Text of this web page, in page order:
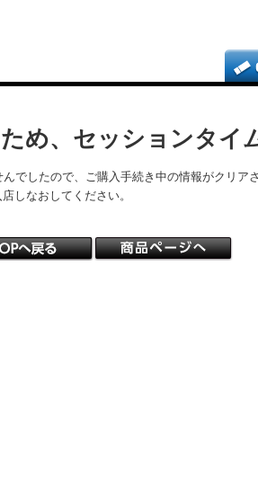
め、セッションタイ
でしたので、ご購入手続き中の情報がクリアさ
しなおしてください。